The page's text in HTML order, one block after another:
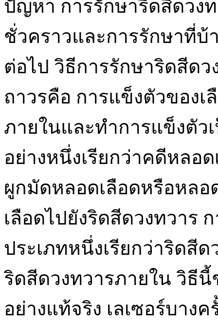
ปัญหา การรักษาริดสีดวง
ชั่วคราวและการรักษาที่บ้
ต่อไป วิธีการรักษาริดสีด
ถาวรคือ การแข็งตัวของ
ภายในและทำการแข็งตั
อย่างหนึ่งเรียกว่าคดีหลอ
ผูกมัดหลอดเลือดหรือหลอ
เลือดไปยังริดสีดวงทวาร
ประเภทหนึ่งเรียกว่าริดสี
ริดสีดวงทวารภายใน วิธี
อย่างแท้จริง เลเซอร์บาง